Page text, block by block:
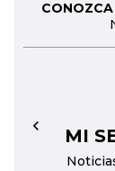
CONOZCA
MI
←